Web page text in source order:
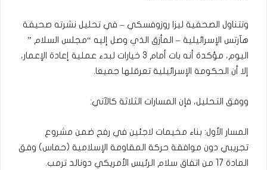
وتتناول الصحفية ليزا روزوفسكي – في تحليل نشرته صحيفة
هآرتس الإسرائيلية – المأزق الذي وصل إليه “مجلس السلام ”
اليوم، مؤكدة أنه بات أمام 3 خيارات لبدء عملية إعادة الإعمار،
إلا أن الحكومة الإسرائيلية تعرقلها جميعا.
ووفق التحليل، فإن المسارات الثلاثة كالآتي:
المسار الأول: بناء مخيمات لاجئين في رفح ضمن مشروع
تجريبي دون موافقة حركة المقاومة الإسلامية (حماس) وفق
المادة 17 من اتفاق سلام الرئيس الأمريكي دونالد ترمب.